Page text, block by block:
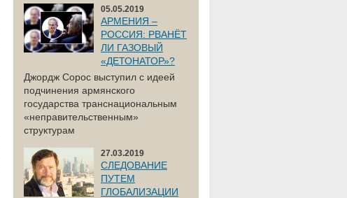
05.05.2019
АРМЕНИЯ –
РОССИЯ: РВАНЁТ
ЛИ ГАЗОВЫЙ
«ДЕТОНАТОР»?
Джордж Сорос выступил с идеей
подчинения армянского
государства транснациональным
«неправительственным»
структурам
27.03.2019
СЛЕДОВАНИЕ
ПУТЕМ
ГЛОБАЛИЗАЦИИ